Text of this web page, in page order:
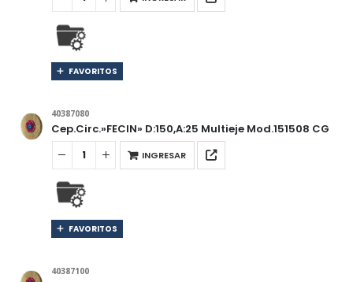
FAVORITOS
40387080
Cep.Circ.»FECIN» D:150,A:25 Multieje Mod.151508 CG
INGRESAR
FAVORITOS
40387100